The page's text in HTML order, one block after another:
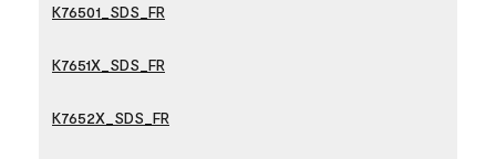
K76501_SDS_FR
K7651X_SDS_FR
K7652X_SDS_FR